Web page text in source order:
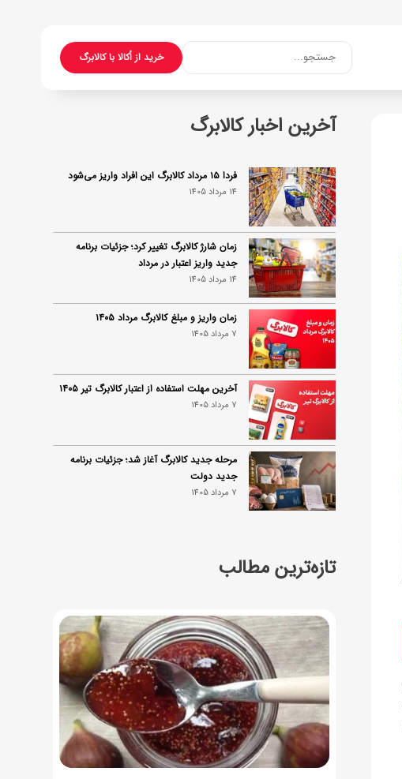
خرید از اُکالا با کالابرگجستجو...
آخرین اخبار کالابرگ
فردا ۱۵ مرداد کالابرگ این افراد واریز می‌شود
14 مرداد 1405
زمان شارژ کالابرگ تغییر کرد؛ جزئیات برنامه
جدید واریز اعتبار در مرداد
14 مرداد 1405
زمان واریز و مبلغ کالابرگ مرداد ۱۴۰۵
7 مرداد 1405
آخرین مهلت استفاده از اعتبار کالابرگ تیر ۱۴۰۵
7 مرداد 1405
مرحله جدید کالابرگ آغاز شد؛ جزئیات برنامه
جدید دولت
7 مرداد 1405
تازه‌ترین مطالب